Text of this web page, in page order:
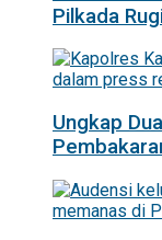
Pilkada
Ungkap